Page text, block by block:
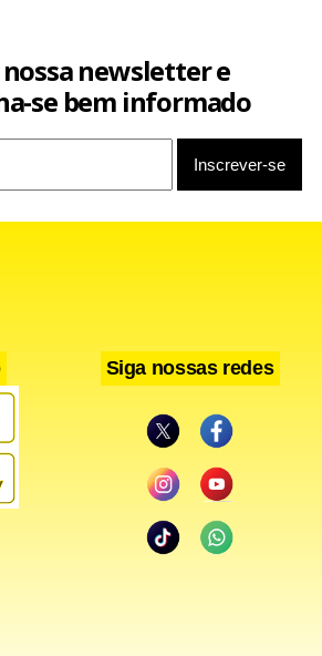
newsletter e
se bem informado
Siga nossas redes